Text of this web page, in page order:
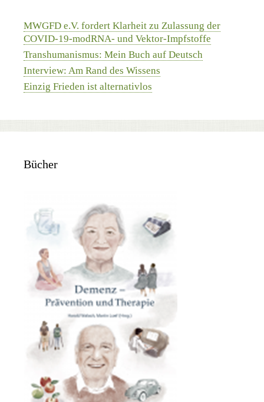
MWGFD e.V. fordert Klarheit zu Zulassung der
COVID-19-modRNA- und Vektor-Impfstoffe
Transhumanismus: Mein Buch auf Deutsch
Interview: Am Rand des Wissens
Einzig Frieden ist alternativlos
Bücher